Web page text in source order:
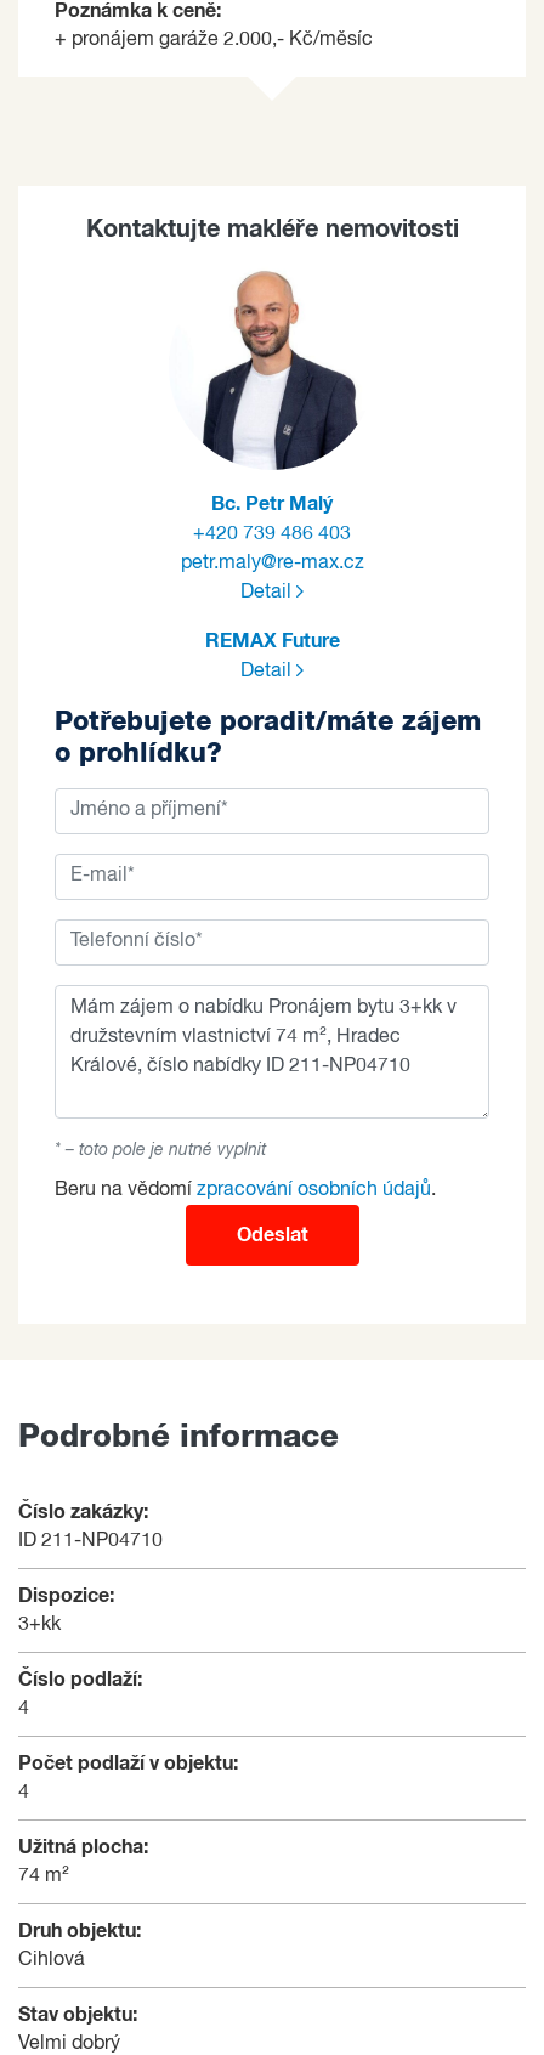
Poznámka k ceně:
+ pronájem garáže 2.000,- Kč/měsíc
Kontaktujte makléře nemovitosti
Bc. Petr Malý
+420 739 486 403
petr.maly@re-max.cz
Detail
REMAX Future
Detail
Potřebujete poradit/máte zájem
o prohlídku?
* – toto pole je nutné vyplnit
Beru na vědomí zpracování osobních údajů.
Odeslat
Podrobné informace
Číslo zakázky:
ID 211-NP04710
Dispozice:
3+kk
Číslo podlaží:
4
Počet podlaží v objektu:
4
Užitná plocha:
74 m²
Druh objektu:
Cihlová
Stav objektu:
Velmi dobrý